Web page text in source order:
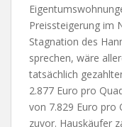
Preissteigerung im
Stagnation des
sprechen, wäre
tatsächlich
2.877 Euro pro
von 7.829 Euro pro
zuvor. Hauskäufer